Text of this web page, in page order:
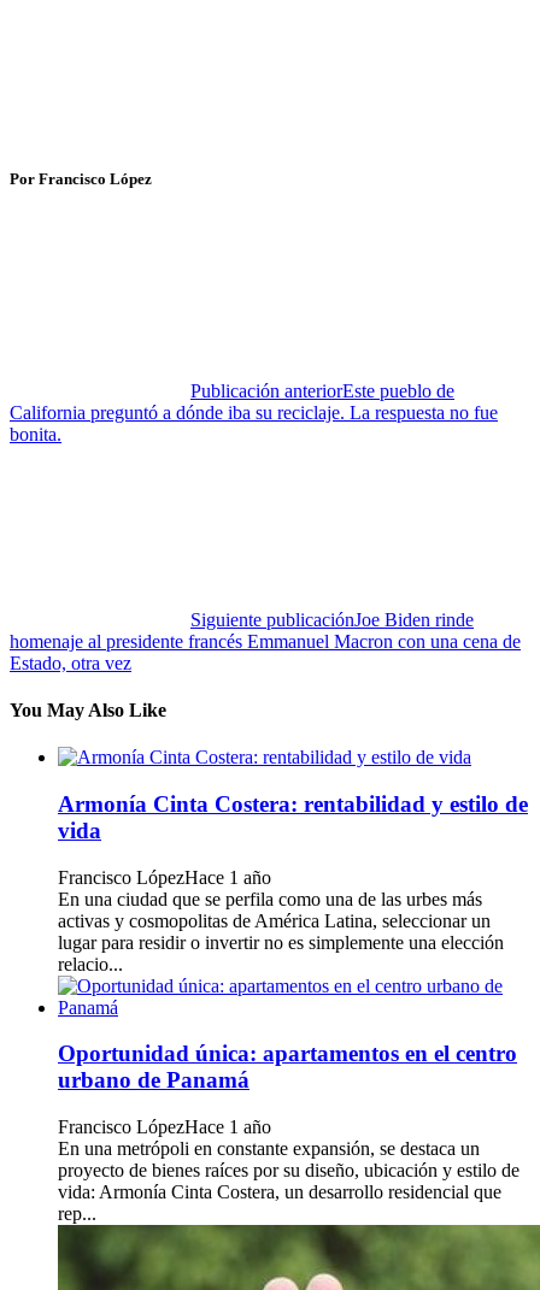
Por Francisco López
Publicación anteriorEste pueblo de
California preguntó a dónde iba su reciclaje. La respuesta no fue
bonita.
Siguiente publicaciónJoe Biden rinde
homenaje al presidente francés Emmanuel Macron con una cena de
Estado, otra vez
You May Also Like
Armonía Cinta Costera: rentabilidad y estilo de
vida
Francisco LópezHace 1 año
En una ciudad que se perfila como una de las urbes más
activas y cosmopolitas de América Latina, seleccionar un
lugar para residir o invertir no es simplemente una elección
relacio...
Oportunidad única: apartamentos en el centro
urbano de Panamá
Francisco LópezHace 1 año
En una metrópoli en constante expansión, se destaca un
proyecto de bienes raíces por su diseño, ubicación y estilo de
vida: Armonía Cinta Costera, un desarrollo residencial que
rep...